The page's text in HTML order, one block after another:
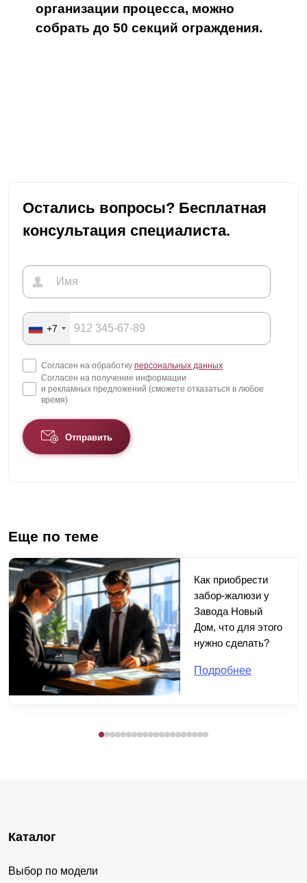
организации процесса, можно
собрать до 50 секций ограждения.
Остались вопросы? Бесплатная
консультация специалиста.
+7
Согласен на обработку персональных данных
Согласен на получение информации
и рекламных предложений (сможете отказаться в любое
время)
Отправить
Еще по теме
Как приобрести
забор-жалюзи у
Завода Новый
Дом, что для этого
нужно сделать?
Подробнее
Каталог
Выбор по модели